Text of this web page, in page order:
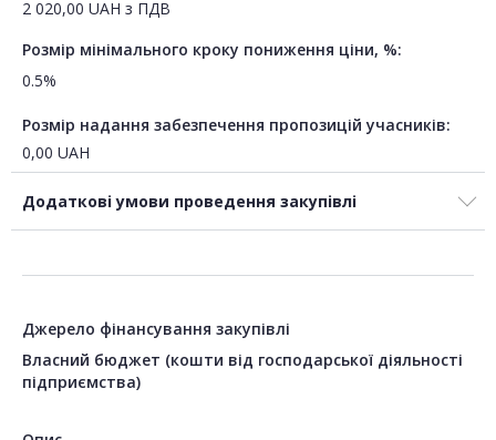
2 020,00 UAH з ПДВ
Розмір мінімального кроку пониження ціни, %:
0.5%
Розмір надання забезпечення пропозицій учасників:
0,00 UAH
Додаткові умови проведення закупівлі
Джерело фінансування закупівлі
Власний бюджет (кошти від господарської діяльності
підприємства)